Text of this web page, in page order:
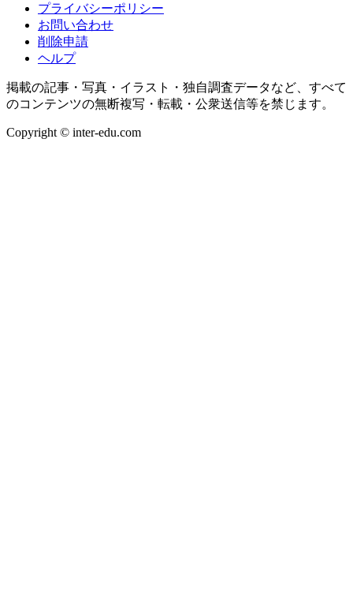
プライバシーポリシー
お問い合わせ
削除申請
ヘルプ
掲載の記事・写真・イラスト・独自調査データなど、すべて
のコンテンツの無断複写・転載・公衆送信等を禁じます。
Copyright © inter-edu.com